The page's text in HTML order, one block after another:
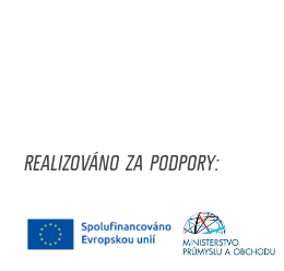
REALIZOVÁNO ZA PODPORY: